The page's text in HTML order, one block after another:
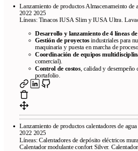
Lanzamiento de productos Almacenameinto de
2022 2025
Líneas: Tinacos IUSA Slim y IUSA Ultra.
Desarrollo y lanzamiento de 4 líneas
Gestión de proyectos industriales para
maquinaria y puesta en marcha de
Coordinación de equipos
comercial).
Control de costos, calidad y desempeño
portafolio.
Lanzamiento de productos calentadores de agua
2022 2025
Líneas: Calentadores de depósito eléctricos
Calentador modulante confort Silver.